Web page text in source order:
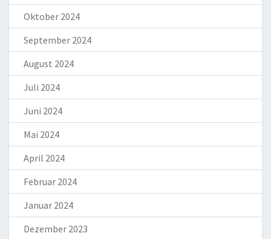
Oktober 2024
September 2024
August 2024
Juli 2024
Juni 2024
Mai 2024
April 2024
Februar 2024
Januar 2024
Dezember 2023